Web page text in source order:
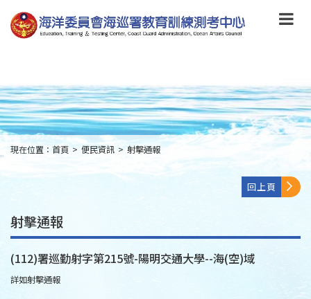
到
主
要
to
main
content
:::
現在位置： 首頁 > 便民資訊 > 射擊通報
回上頁
射擊通報
(112)署巡勤射字第215號-陽明交通大學--海(空)域
詳如射擊通報